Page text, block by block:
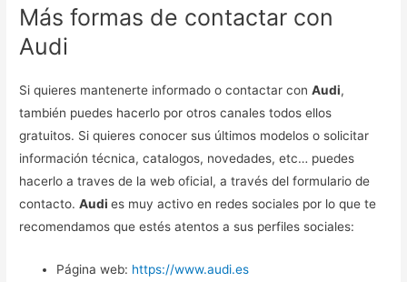
Más formas de contactar con
Audi
Si quieres mantenerte informado o contactar conAudi,
también puedes hacerlo por otros canales todos ellos
gratuitos. Si quieres conocer sus últimos modelos o solicitar
información técnica, catalogos, novedades, etc… puedes
hacerlo a traves de la web oficial, a través del formulario de
contacto.Audies muy activo en redes sociales por lo que te
recomendamos que estés atentos a sus perfiles sociales:
Página web: https://www.audi.es